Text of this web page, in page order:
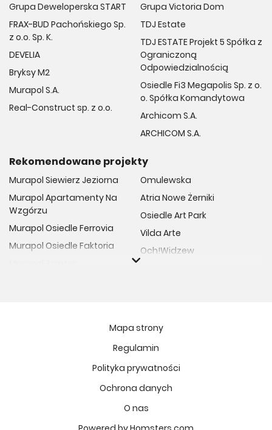
Grupa Deweloperska START
FRAX-BUD Pachońskiego Sp.
z o.o. Sp. K.
DEVELIA
Bryksy M2
Murapol S.A.
Real-Construct sp. z o.o.
Grupa Victoria Dom
TDJ Estate
TDJ ESTATE Projekt 5 Spółka z
Ograniczoną
Odpowiedzialnością
Osiedle Fi3 Megapolis Sp. z o.
o. Spółka Komandytowa
Archicom S.A.
ARCHICOM S.A.
Rekomendowane projekty
Murapol Siewierz Jeziorna
Murapol Apartamenty Na
Wzgórzu
Murapol Osiedle Ferrovia
Murapol Osiedle Faktoria
Murapol Osiedle Szafirove
Omulewska
Atria Nowe Żerniki
Osiedle Art Park
Vilda Arte
Och!Widzew
Fort Natura Etap II
Osiedle Imbramowskie
MIASTECZKO NOVA FALA
Niedziałkowskiego Park
Mapa strony
Regulamin
Polityka prywatności
Ochrona danych
O nas